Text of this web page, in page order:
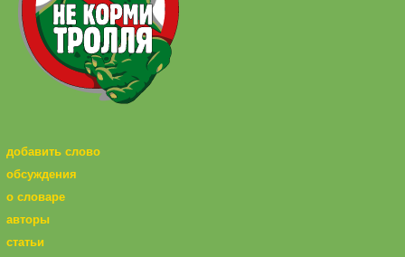
добавить слово
обсуждения
о словаре
авторы
статьи